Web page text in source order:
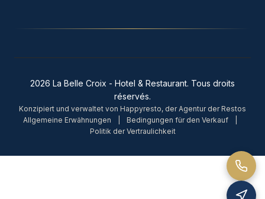
2026 La Belle Croix - Hotel & Restaurant. Tous droits
réservés.
Konzipiert und verwaltet von Happyresto, der Agentur der Restos
Allgemeine Erwähnungen
Bedingungen für den Verkauf
Politik der Vertraulichkeit